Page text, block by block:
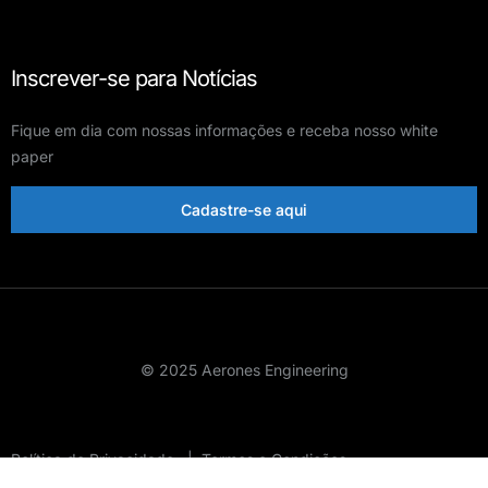
Inscrever-se para Notícias
Fique em dia com nossas informações e receba nosso white
paper
Cadastre-se aqui
© 2025 Aerones Engineering
Política de Privacidade | Termos e Condições